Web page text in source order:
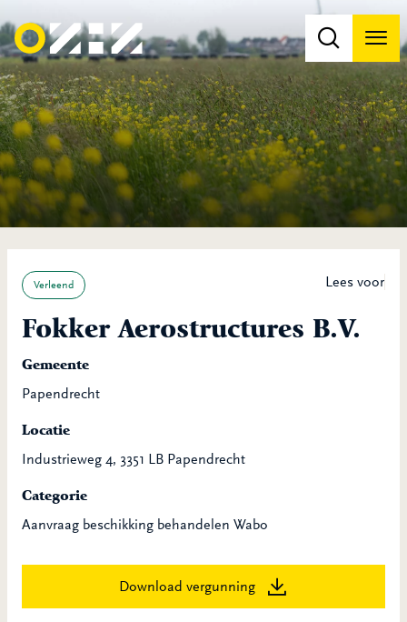
Lees voor
Verleend
Fokker Aerostructures B.V.
Gemeente
Papendrecht
Locatie
Industrieweg 4, 3351 LB Papendrecht
Categorie
Aanvraag beschikking behandelen Wabo
Download vergunning